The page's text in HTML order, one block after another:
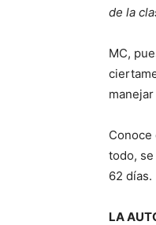
de la
MC,
Conoce
todo,
62 días.
LA